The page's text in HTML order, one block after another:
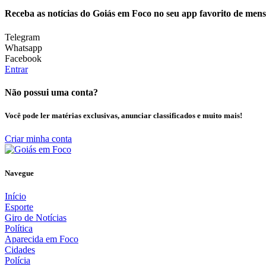
Receba as notícias do Goiás em Foco no seu app favorito de
Telegram
Whatsapp
Facebook
Entrar
Não possui uma conta?
Você pode ler matérias exclusivas, anunciar classificados e muito mais!
Criar minha conta
Navegue
Início
Esporte
Giro de Notícias
Política
Aparecida em Foco
Cidades
Polícia